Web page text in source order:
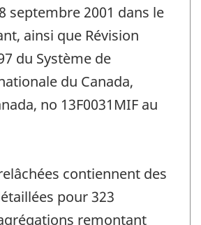
septembre 2001 dans le
ainsi que Révision
du Système de
du Canada,
no 13F0031MIF au
contiennent des
pour 323
remontant